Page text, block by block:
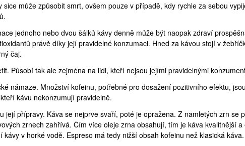
sice může způsobit smrt, ovšem pouze v případě, kdy rychle za sebou
jednoho nebo dvou šálků kávy denně může být naopak zdraví
právě díky její pravidelné konzumaci. Hned za kávou stojí v
čaj.
. Působí tak ale zejména na lidi, kteří nejsou jejími pravidelnými
námaze. Množství kofeinu, potřebné pro dosažení pozitivního efektu,
kávu nekonzumují pravidelně.
její přípravy. Káva se nejprve svaří, poté je opražena. Z namletých zrn se
zrnech zahřívá. Čím více oleje zrna obsahují, tím je káva kvalitnější a
v horké vodě. Espreso má tedy nižší obsah kofeinu než klasická káva.